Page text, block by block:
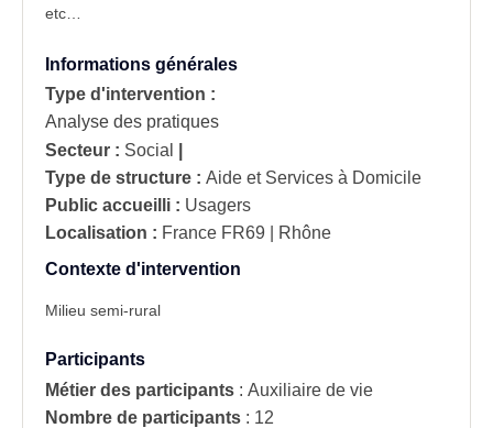
etc…
Informations générales
Type d'intervention :
Analyse des pratiques
Secteur : Social
Type de structure : Aide et Services à Domicile
Public accueilli : Usagers
Localisation : France FR69 | Rhône
Contexte d'intervention
Milieu semi-rural
Participants
Métier des participants : Auxiliaire de vie
Nombre de participants : 12